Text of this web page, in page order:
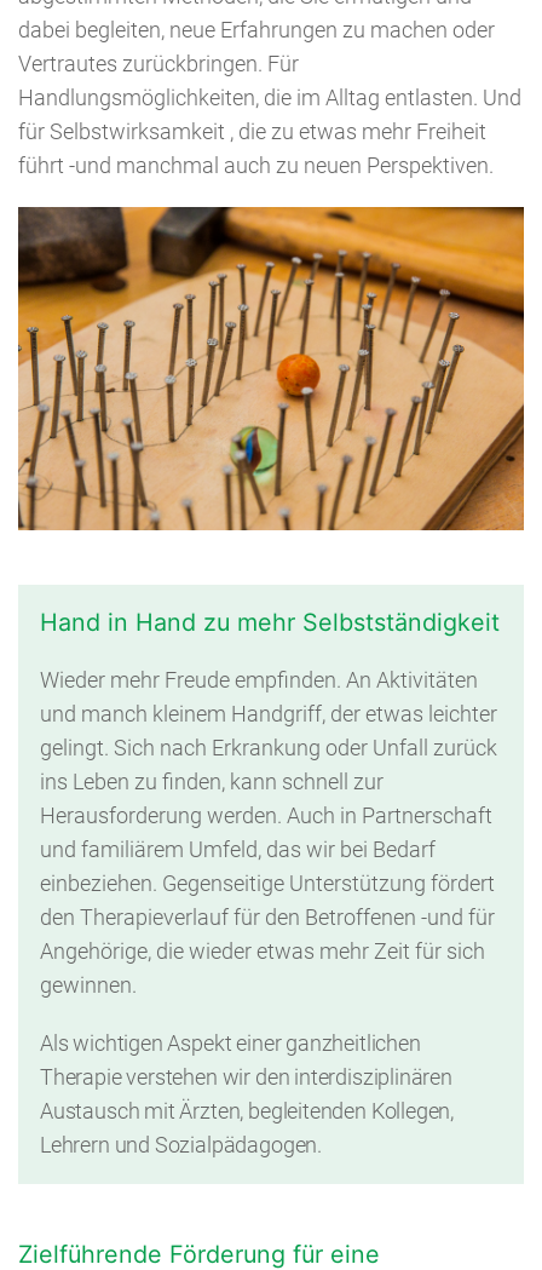
dabei begleiten, neue Erfahrungen zu machen oder
Vertrautes zurückbringen. Für
Handlungsmöglichkeiten, die im Alltag entlasten. Und
für Selbstwirksamkeit , die zu etwas mehr Freiheit
führt -und manchmal auch zu neuen Perspektiven.
Hand in Hand zu mehr Selbstständigkeit
Wieder mehr Freude empfinden. An Aktivitäten
und manch kleinem Handgriff, der etwas leichter
gelingt. Sich nach Erkrankung oder Unfall zurück
ins Leben zu finden, kann schnell zur
Herausforderung werden. Auch in Partnerschaft
und familiärem Umfeld, das wir bei Bedarf
einbeziehen. Gegenseitige Unterstützung fördert
den Therapieverlauf für den Betroffenen -und für
Angehörige, die wieder etwas mehr Zeit für sich
gewinnen.
Als wichtigen Aspekt einer ganzheitlichen
Therapie verstehen wir den interdisziplinären
Austausch mit Ärzten, begleitenden Kollegen,
Lehrern und Sozialpädagogen.
Zielführende Förderung für eine